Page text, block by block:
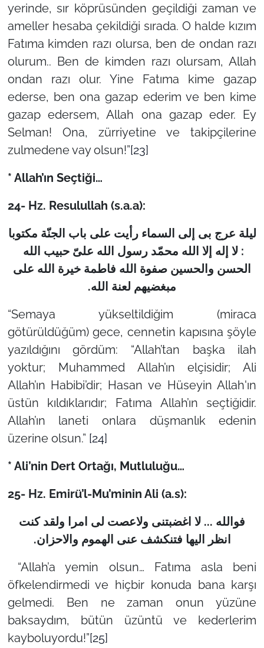
yerinde, sır köprüsünden geçildiği zaman ve
ameller hesaba çekildiği sırada. O halde kızım
Fatıma kimden razı olursa, ben de ondan razı
olurum.. Ben de kimden razı olursam, Allah
ondan razı olur. Yine Fatıma kime gazap
ederse, ben ona gazap ederim ve ben kime
gazap edersem, Allah ona gazap eder. Ey
Selman! Ona, zürriyetine ve takipçilerine
zulmedene vay olsun!”[23]
* Allah’ın Seçtiği…
24- Hz. Resulullah (s.a.a):
لیلة عرج بی إلى السماء رأیت على باب الجنّة مکتوبا
: لا إله إلا الله محمّد رسول الله علیّ حبیب الله
الحسن والحسین صفوة الله فاطمة خیرة الله على
مبغضیهم لعنة الله.
“Semaya yükseltildiğim (miraca
götürüldüğüm) gece, cennetin kapısına şöyle
yazıldığını gördüm: “Allah’tan başka ilah
yoktur; Muhammed Allah’ın elçisidir; Ali
Allah’ın Habibi’dir; Hasan ve Hüseyin Allah'ın
üstün kıldıklarıdır; Fatıma Allah’ın seçtiğidir.
Allah’ın laneti onlara düşmanlık edenin
üzerine olsun.” [24]
* Ali’nin Dert Ortağı, Mutluluğu…
25- Hz. Emirü’l-Mu’minin Ali (a.s):
فوالله ... لا اغضبتنی ولاعصت لی امرا ولقد کنت
انظر الیها فتنکشف عنی الهموم والاحزان.
“Allah’a yemin olsun… Fatıma asla beni
öfkelendirmedi ve hiçbir konuda bana karşı
gelmedi. Ben ne zaman onun yüzüne
baksaydım, bütün üzüntü ve kederlerim
kayboluyordu!”[25]